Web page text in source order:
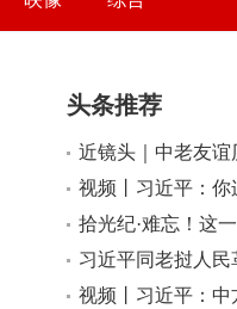
大
头条推荐
近镜头｜中老友谊
视频丨习近平：
了对发展中老关系
拾光纪·难忘！这
习近平同老挝人
主席通伦举行会谈
视频丨习近平：